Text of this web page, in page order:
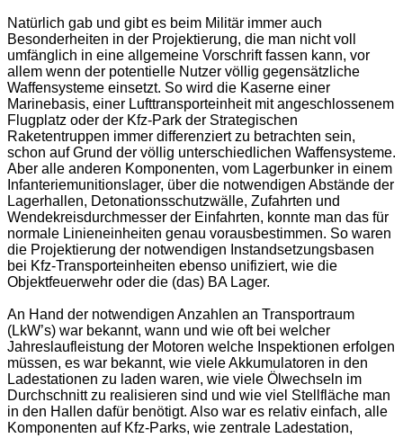
Natürlich gab und gibt es beim Militär immer auch
Besonderheiten in der Projektierung, die man nicht voll
umfänglich in eine allgemeine Vorschrift fassen kann, vor
allem wenn der potentielle Nutzer völlig gegensätzliche
Waffensysteme einsetzt. So wird die Kaserne einer
Marinebasis, einer Lufttransporteinheit mit angeschlossenem
Flugplatz oder der Kfz-Park der Strategischen
Raketentruppen immer differenziert zu betrachten sein,
schon auf Grund der völlig unterschiedlichen Waffensysteme.
Aber alle anderen Komponenten, vom Lagerbunker in einem
Infanteriemunitionslager, über die notwendigen Abstände der
Lagerhallen, Detonationsschutzwälle, Zufahrten und
Wendekreisdurchmesser der Einfahrten, konnte man das für
normale Linieneinheiten genau vorausbestimmen. So waren
die Projektierung der notwendigen Instandsetzungsbasen
bei Kfz-Transporteinheiten ebenso unifiziert, wie die
Objektfeuerwehr oder die (das) BA Lager.
An Hand der notwendigen Anzahlen an Transportraum
(LkW’s) war bekannt, wann und wie oft bei welcher
Jahreslaufleistung der Motoren welche Inspektionen erfolgen
müssen, es war bekannt, wie viele Akkumulatoren in den
Ladestationen zu laden waren, wie viele Ölwechseln im
Durchschnitt zu realisieren sind und wie viel Stellfläche man
in den Hallen dafür benötigt. Also war es relativ einfach, alle
Komponenten auf Kfz-Parks, wie zentrale Ladestation,